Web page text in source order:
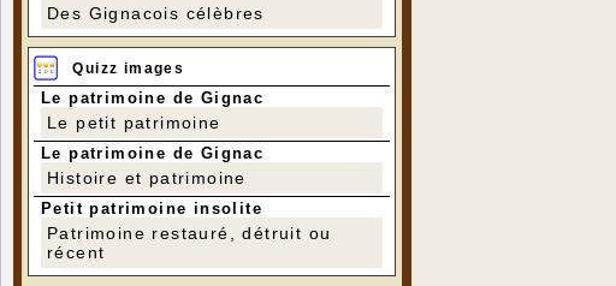
Des Gignacois célèbres
Quizz images
Le patrimoine de Gignac
Le petit patrimoine
Le patrimoine de Gignac
Histoire et patrimoine
Petit patrimoine insolite
Patrimoine restauré, détruit ou
récent